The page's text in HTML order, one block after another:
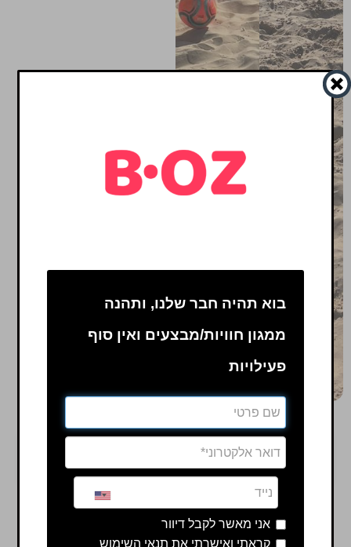
100 ₪ מתנה! להרשמה שלחו וואטסאפ
מחנה שקיעה ראשון בישראל לכדורגל חופים!
בוא תהיה חבר שלנו, ותהנה
ממגון חוויות/מבצעים ואין סוף
פעילויות
אני מאשר לקבל דיוור
קראתי ואישרתי את תנאי השימוש